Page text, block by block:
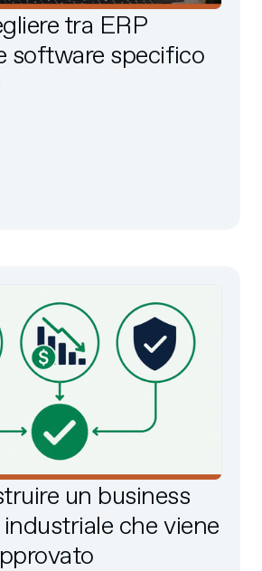
tra ERP
software specifico
un business
che viene